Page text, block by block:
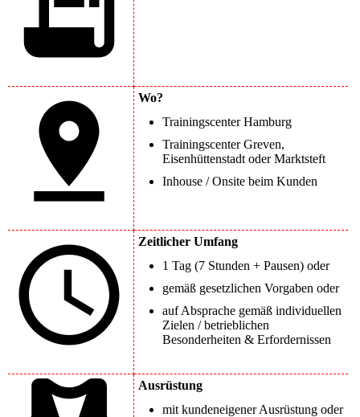
Wo?
Trainingscenter Hamburg
Trainingscenter Greven,
Eisenhüttenstadt oder Marktsteft
Inhouse / Onsite beim Kunden
Zeitlicher Umfang
1 Tag (7 Stunden + Pausen) oder
gemäß gesetzlichen Vorgaben oder
auf Absprache gemäß individuellen
Zielen / betrieblichen
Besonderheiten & Erfordernissen
Ausrüstung
mit kundeneigener Ausrüstung oder